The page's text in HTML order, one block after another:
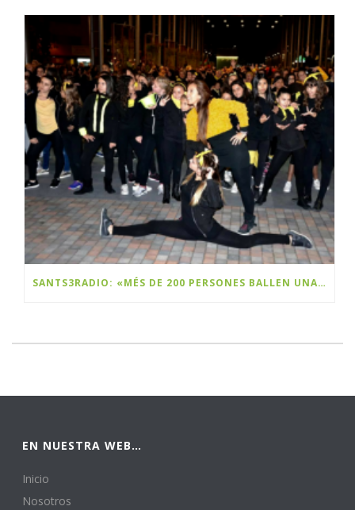
SANTS3RADIO: «MÉS DE 200 PERSONES BALLEN UNA FLASHMOB A SANTS PER CELEBRAR EL BLACK FRIDAY»
EN NUESTRA WEB…
Inicio
Nosotros